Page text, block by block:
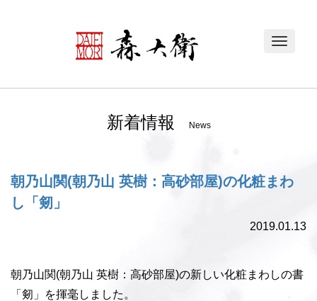
Toggle
新着情報 News
朝乃山関(朝乃山 英樹：高砂部屋)の化粧まわ
し「剱」
2019.01.13
朝乃山関(朝乃山 英樹：高砂部屋)の新しい化粧まわしの書
「剱」を揮毫しました。